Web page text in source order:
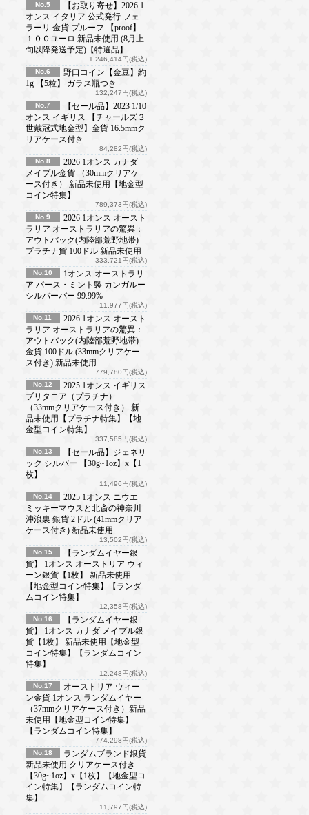
No.5
【お取り寄せ】2026 1
オンス イタリア 公式発行 フェ
ラーリ 金貨 プルーフ 【proof】
１００ユーロ 新品未使用 (8月上
旬以降発送予定)【特選品】
1,246,414円(税込)
No.6
野口コイン【金豆】約
1g 【5粒】 ガラス瓶つき
132,247円(税込)
No.7
【セール品】2023 1/10
オンス イギリス 【チャールズ３
世戴冠式地金型】金貨 16.5mmク
リアケース付き
84,282円(税込)
No.8
2026 1オンス カナダ
メイプル金貨 （30mmクリアケ
ース付き） 新品未使用【地金型
コイン特集】
789,373円(税込)
No.9
2026 1オンス オースト
ラリア オーストラリアの驚異：
アウトバック(内陸部荒野地帯)
プラチナ貨 100ドル 新品未使用
333,721円(税込)
No.10
1オンス オーストラリ
ア パース・ミント製 カンガルー
シルバーバー 99.99%
11,977円(税込)
No.11
2026 1オンス オースト
ラリア オーストラリアの驚異：
アウトバック(内陸部荒野地帯)
金貨 100ドル (33mmクリアケー
ス付き) 新品未使用
779,780円(税込)
No.12
2025 1オンス イギリス
ブリタニア（プラチナ）
（33mmクリアケース付き） 新
品未使用【プラチナ特集】【地
金型コイン特集】
337,585円(税込)
No.13
【セール品】ジェネリ
ック シルバー 【30g~1oz】x【1
枚】
11,496円(税込)
No.14
2025 1オンス ニウエ
ミッキーマウスと北斎の神奈川
沖浪裏 銀貨 2ドル (41mmクリア
ケース付き) 新品未使用
13,502円(税込)
No.15
【ランダムイヤー銀
貨】 1オンス オーストリア ウィ
ーン銀貨【1枚】 新品未使用
【地金型コイン特集】【ランダ
ムコイン特集】
12,358円(税込)
No.16
【ランダムイヤー銀
貨】 1オンス カナダ メイプル銀
貨【1枚】 新品未使用【地金型
コイン特集】【ランダムコイン
特集】
12,248円(税込)
No.17
オーストリア ウィー
ン金貨 1オンス ランダムイヤー
（37mmクリアケース付き）新品
未使用【地金型コイン特集】
【ランダムコイン特集】
774,298円(税込)
No.18
ランダムブランド銀貨
新品未使用 クリアケース付き
【30g~1oz】x【1枚】【地金型コ
イン特集】【ランダムコイン特
集】
11,797円(税込)